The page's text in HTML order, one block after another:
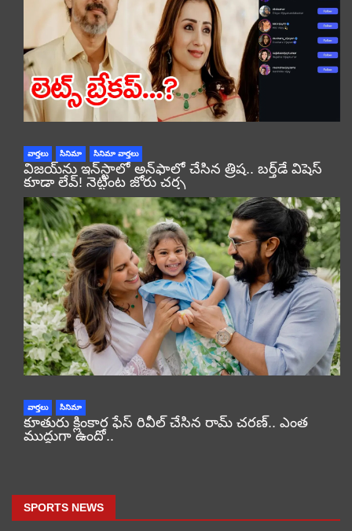
వార్తలు సినిమా సినిమా వార్తలు
విజయ్‌ను ఇన్‌స్టాలో అన్‌ఫాలో చేసిన త్రిష.. బర్త్‌డే విషెస్
కూడా లేవ్! నెట్టింట జోరు చర్చ
వార్తలు సినిమా
కూతురు క్లింకార ఫేస్ రివీల్ చేసిన రామ్ చరణ్.. ఎంత
ముద్దుగా ఉందో..
SPORTS NEWS